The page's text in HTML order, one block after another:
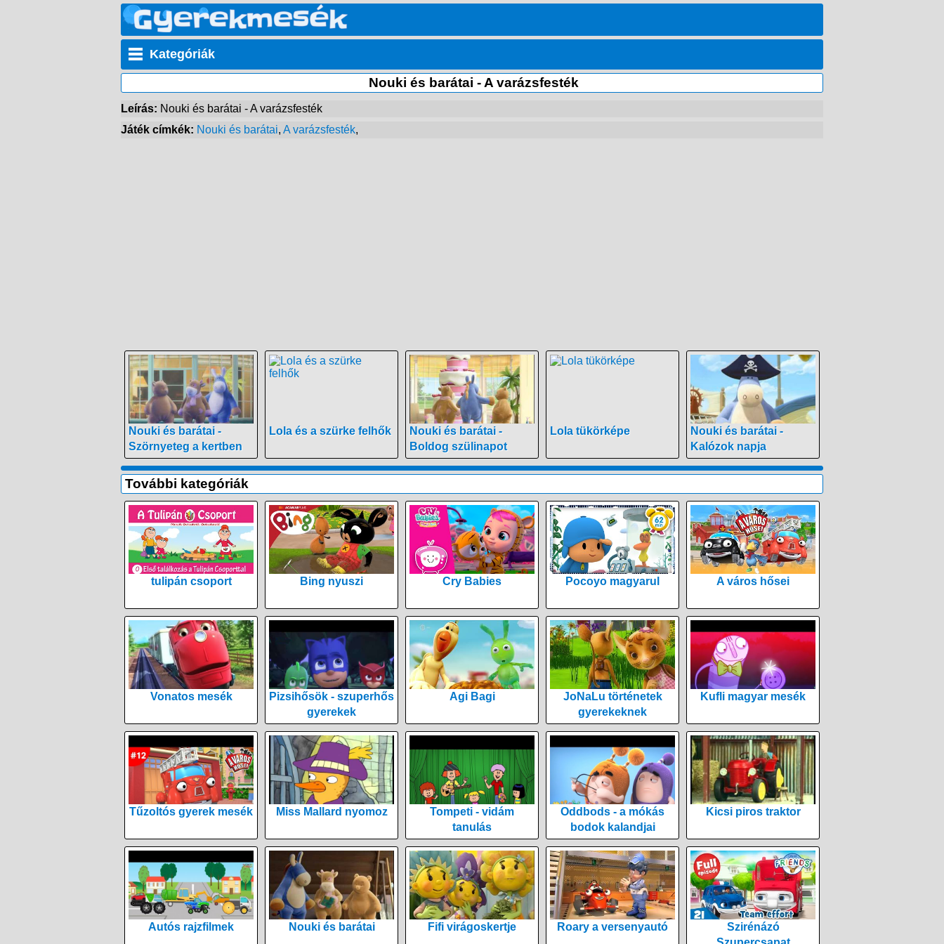
Kategóriák
Nouki és barátai - A varázsfesték
Leírás: Nouki és barátai - A varázsfesték
Játék címkék: Nouki és barátai, A varázsfesték,
Nouki és barátai -
Szörnyeteg a kertben
Lola és a szürke felhők
Nouki és barátai -
Boldog szülinapot
Lola tükörképe
Nouki és barátai -
Kalózok napja
További kategóriák
tulipán csoport Bing nyuszi Cry Babies Pocoyo magyarul A város hősei
Vonatos mesék
Pizsihősök - szuperhős
gyerekek
Agi Bagi
JoNaLu történetek
gyerekeknek
Kufli magyar mesék
Tűzoltós gyerek mesék Miss Mallard nyomoz
Tompeti - vidám
tanulás
Oddbods - a mókás
bodok kalandjai
Kicsi piros traktor
Autós rajzfilmek Nouki és barátai Fifi virágoskertje Roary a versenyautó
Szirénázó